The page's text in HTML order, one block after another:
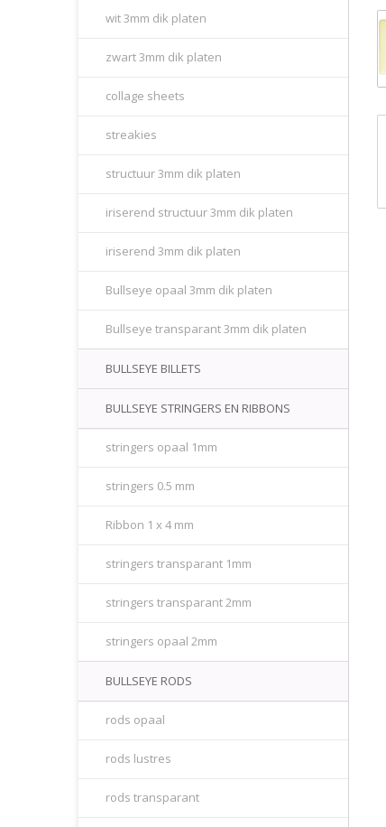
wit 3mm dik platen
zwart 3mm dik platen
collage sheets
streakies
structuur 3mm dik platen
iriserend structuur 3mm dik platen
iriserend 3mm dik platen
Bullseye opaal 3mm dik platen
Bullseye transparant 3mm dik platen
BULLSEYE BILLETS
BULLSEYE STRINGERS EN RIBBONS
stringers opaal 1mm
stringers 0.5 mm
Ribbon 1 x 4 mm
stringers transparant 1mm
stringers transparant 2mm
stringers opaal 2mm
BULLSEYE RODS
rods opaal
rods lustres
rods transparant